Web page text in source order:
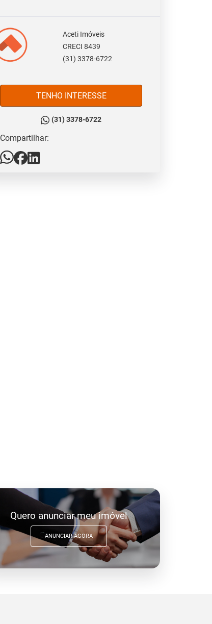
Aceti Imóveis
CRECI 8439
(31) 3378-6722
TENHO INTERESSE
(31) 3378-6722
Compartilhar:
Quero anunciar meu imóvel
ANUNCIAR AGORA